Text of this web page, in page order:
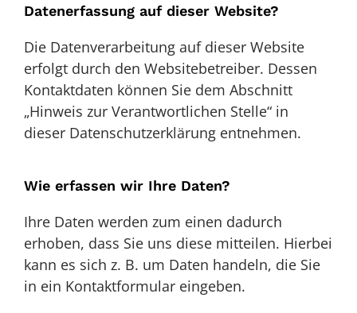
Datenerfassung auf dieser Website?
Die Datenverarbeitung auf dieser Website
erfolgt durch den Websitebetreiber. Dessen
Kontaktdaten können Sie dem Abschnitt
„Hinweis zur Verantwortlichen Stelle“ in
dieser Datenschutzerklärung entnehmen.
Wie erfassen wir Ihre Daten?
Ihre Daten werden zum einen dadurch
erhoben, dass Sie uns diese mitteilen. Hierbei
kann es sich z. B. um Daten handeln, die Sie
in ein Kontaktformular eingeben.